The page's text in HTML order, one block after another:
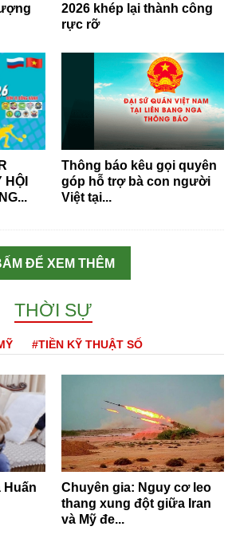
2026 khép lại thành công
rực rỡ
Thông báo kêu gọi quyên
góp hỗ trợ bà con người
Việt tại...
ĐỂ XEM THÊM
THỜI SỰ
#TIỀN KỸ THUẬT SỐ
Huấn
Chuyên gia: Nguy cơ leo
thang xung đột giữa Iran
và Mỹ đe...